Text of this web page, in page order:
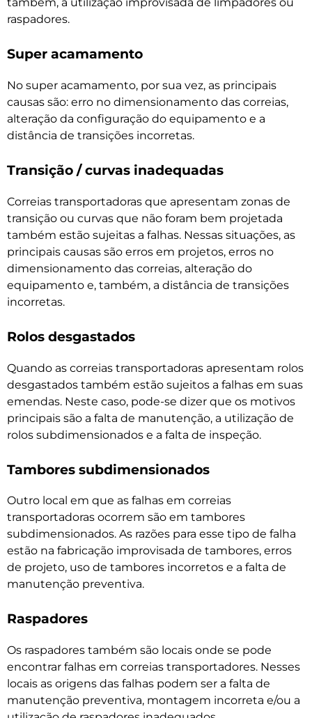
também, a utilização improvisada de limpadores ou
raspadores.
Super acamamento
No super acamamento, por sua vez, as principais
causas são: erro no dimensionamento das correias,
alteração da configuração do equipamento e a
distância de transições incorretas.
Transição / curvas inadequadas
Correias transportadoras que apresentam zonas de
transição ou curvas que não foram bem projetada
também estão sujeitas a falhas. Nessas situações, as
principais causas são erros em projetos, erros no
dimensionamento das correias, alteração do
equipamento e, também, a distância de transições
incorretas.
Rolos desgastados
Quando as correias transportadoras apresentam rolos
desgastados também estão sujeitos a falhas em suas
emendas. Neste caso, pode-se dizer que os motivos
principais são a falta de manutenção, a utilização de
rolos subdimensionados e a falta de inspeção.
Tambores subdimensionados
Outro local em que as falhas em correias
transportadoras ocorrem são em tambores
subdimensionados. As razões para esse tipo de falha
estão na fabricação improvisada de tambores, erros
de projeto, uso de tambores incorretos e a falta de
manutenção preventiva.
Raspadores
Os raspadores também são locais onde se pode
encontrar falhas em correias transportadores. Nesses
locais as origens das falhas podem ser a falta de
manutenção preventiva, montagem incorreta e/ou a